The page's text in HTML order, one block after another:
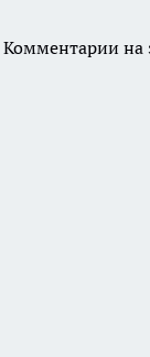
Комментарии на